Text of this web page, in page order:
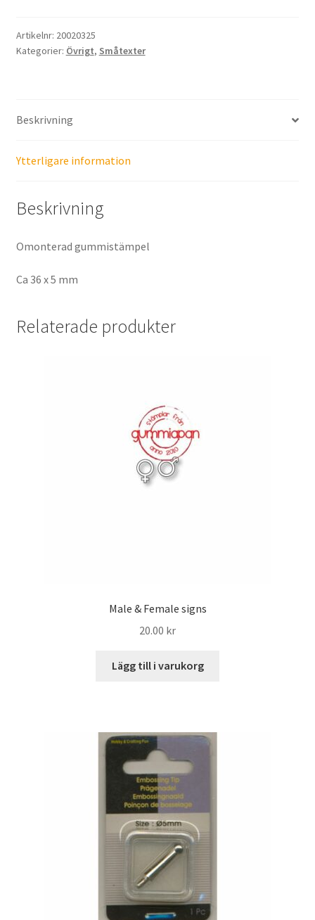
ha
kul!
Artikelnr: 20020325
Kategorier: Övrigt, Småtexter
Beskrivning
Ytterligare information
Beskrivning
Omonterad gummistämpel
Ca 36 x 5 mm
Relaterade produkter
Male & Female signs
20.00 kr
Lägg till i varukorg